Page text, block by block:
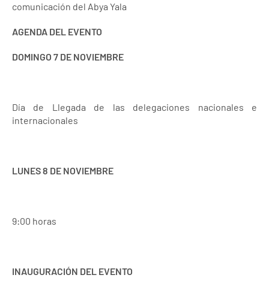
comunicación del Abya Yala
AGENDA DEL EVENTO
DOMINGO 7 DE NOVIEMBRE
Día de Llegada de las delegaciones nacionales e
internacionales
LUNES 8 DE NOVIEMBRE
9:00 horas
INAUGURACIÓN DEL EVENTO